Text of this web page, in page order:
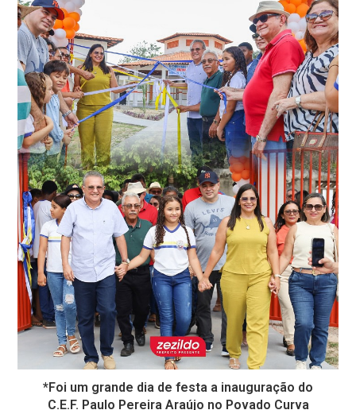
*Foi um grande dia de festa a inauguração do
C.E.F. Paulo Pereira Araújo no Povado Curva